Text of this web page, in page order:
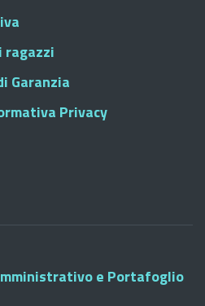
ragazzi
Garanzia
Privacy
e Portafoglio